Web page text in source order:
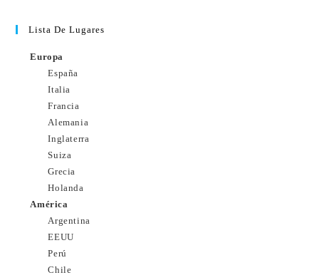
Lista De Lugares
Europa
España
Italia
Francia
Alemania
Inglaterra
Suiza
Grecia
Holanda
América
Argentina
EEUU
Perú
Chile